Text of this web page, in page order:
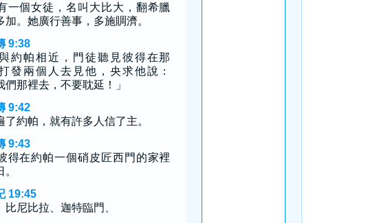
一個女徒，名叫大比大，翻希臘
加。她廣行善事，多施賙濟。
9:38
約帕相近，門徒聽見彼得在那
發兩個人去見他，央求他說：
們那裡去，不要耽延！」
9:42
了約帕，就有許多人信了主。
9:43
得在約帕一個硝皮匠西門的家裡
19:45
比尼比拉、迦特臨門、